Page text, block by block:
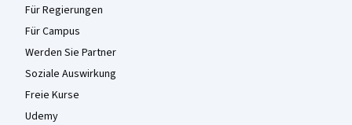
Für Regierungen
Für Campus
Werden Sie Partner
Soziale Auswirkung
Freie Kurse
Udemy